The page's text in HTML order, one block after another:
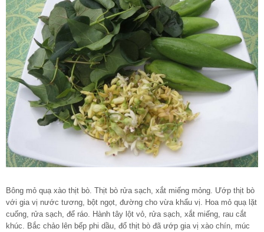
Bông mỏ quạ xào thịt bò. Thịt bò rửa sạch, xắt miếng mỏng. Ướp thịt bò
với gia vị nước tương, bột ngọt, đường cho vừa khẩu vị. Hoa mỏ quạ lặt
cuống, rửa sạch, để ráo. Hành tây lột vỏ, rửa sạch, xắt miếng, rau cắt
khúc. Bắc chảo lên bếp phi dầu, đổ thịt bò đã ướp gia vị xào chín, múc